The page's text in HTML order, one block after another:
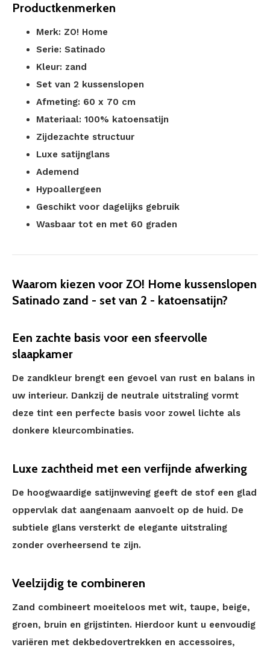
Productkenmerken
Merk: ZO! Home
Serie: Satinado
Kleur: zand
Set van 2 kussenslopen
Afmeting: 60 x 70 cm
Materiaal: 100% katoensatijn
Zijdezachte structuur
Luxe satijnglans
Ademend
Hypoallergeen
Geschikt voor dagelijks gebruik
Wasbaar tot en met 60 graden
Waarom kiezen voor ZO! Home kussenslopen
Satinado zand - set van 2 - katoensatijn?
Een zachte basis voor een sfeervolle
slaapkamer
De zandkleur brengt een gevoel van rust en balans in
uw interieur. Dankzij de neutrale uitstraling vormt
deze tint een perfecte basis voor zowel lichte als
donkere kleurcombinaties.
Luxe zachtheid met een verfijnde afwerking
De hoogwaardige satijnweving geeft de stof een glad
oppervlak dat aangenaam aanvoelt op de huid. De
subtiele glans versterkt de elegante uitstraling
zonder overheersend te zijn.
Veelzijdig te combineren
Zand combineert moeiteloos met wit, taupe, beige,
groen, bruin en grijstinten. Hierdoor kunt u eenvoudig
variëren met dekbedovertrekken en accessoires,